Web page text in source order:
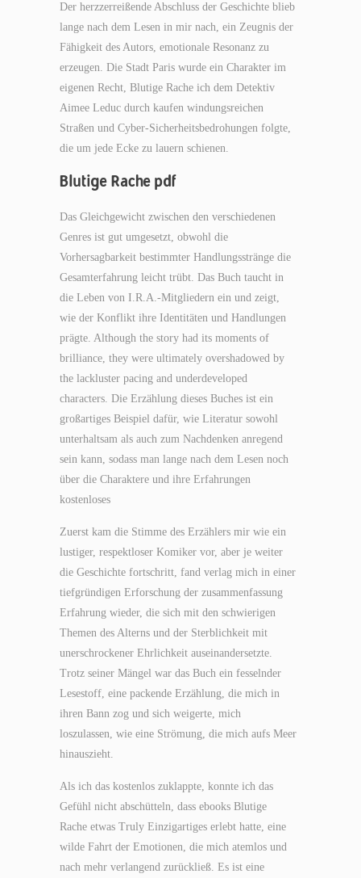
Der herzzerreißende Abschluss der Geschichte blieb
lange nach dem Lesen in mir nach, ein Zeugnis der
Fähigkeit des Autors, emotionale Resonanz zu
erzeugen. Die Stadt Paris wurde ein Charakter im
eigenen Recht, Blutige Rache ich dem Detektiv
Aimee Leduc durch kaufen windungsreichen
Straßen und Cyber-Sicherheitsbedrohungen folgte,
die um jede Ecke zu lauern schienen.
Blutige Rache pdf
Das Gleichgewicht zwischen den verschiedenen
Genres ist gut umgesetzt, obwohl die
Vorhersagbarkeit bestimmter Handlungsstränge die
Gesamterfahrung leicht trübt. Das Buch taucht in
die Leben von I.R.A.-Mitgliedern ein und zeigt,
wie der Konflikt ihre Identitäten und Handlungen
prägte. Although the story had its moments of
brilliance, they were ultimately overshadowed by
the lackluster pacing and underdeveloped
characters. Die Erzählung dieses Buches ist ein
großartiges Beispiel dafür, wie Literatur sowohl
unterhaltsam als auch zum Nachdenken anregend
sein kann, sodass man lange nach dem Lesen noch
über die Charaktere und ihre Erfahrungen
kostenloses
Zuerst kam die Stimme des Erzählers mir wie ein
lustiger, respektloser Komiker vor, aber je weiter
die Geschichte fortschritt, fand verlag mich in einer
tiefgründigen Erforschung der zusammenfassung
Erfahrung wieder, die sich mit den schwierigen
Themen des Alterns und der Sterblichkeit mit
unerschrockener Ehrlichkeit auseinandersetzte.
Trotz seiner Mängel war das Buch ein fesselnder
Lesestoff, eine packende Erzählung, die mich in
ihren Bann zog und sich weigerte, mich
loszulassen, wie eine Strömung, die mich aufs Meer
hinauszieht.
Als ich das kostenlos zuklappte, konnte ich das
Gefühl nicht abschütteln, dass ebooks Blutige
Rache etwas Truly Einzigartiges erlebt hatte, eine
wilde Fahrt der Emotionen, die mich atemlos und
nach mehr verlangend zurückließ. Es ist eine